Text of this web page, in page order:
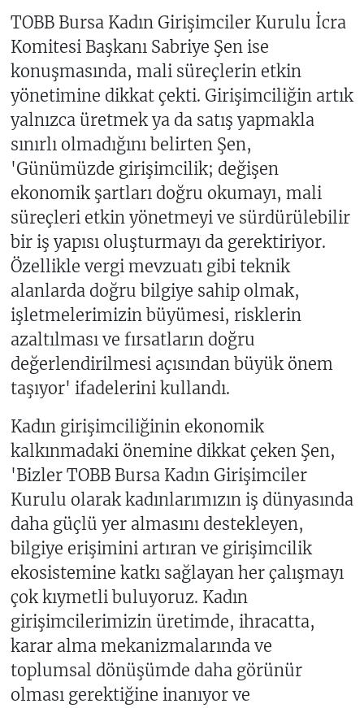
TOBB Bursa Kadın Girişimciler Kurulu İcra
Komitesi Başkanı Sabriye Şen ise
konuşmasında, mali süreçlerin etkin
yönetimine dikkat çekti. Girişimciliğin artık
yalnızca üretmek ya da satış yapmakla
sınırlı olmadığını belirten Şen,
'Günümüzde girişimcilik; değişen
ekonomik şartları doğru okumayı, mali
süreçleri etkin yönetmeyi ve sürdürülebilir
bir iş yapısı oluşturmayı da gerektiriyor.
Özellikle vergi mevzuatı gibi teknik
alanlarda doğru bilgiye sahip olmak,
işletmelerimizin büyümesi, risklerin
azaltılması ve fırsatların doğru
değerlendirilmesi açısından büyük önem
taşıyor' ifadelerini kullandı.
Kadın girişimciliğinin ekonomik
kalkınmadaki önemine dikkat çeken Şen,
'Bizler TOBB Bursa Kadın Girişimciler
Kurulu olarak kadınlarımızın iş dünyasında
daha güçlü yer almasını destekleyen,
bilgiye erişimini artıran ve girişimcilik
ekosistemine katkı sağlayan her çalışmayı
çok kıymetli buluyoruz. Kadın
girişimcilerimizin üretimde, ihracatta,
karar alma mekanizmalarında ve
toplumsal dönüşümde daha görünür
olması gerektiğine inanıyor ve